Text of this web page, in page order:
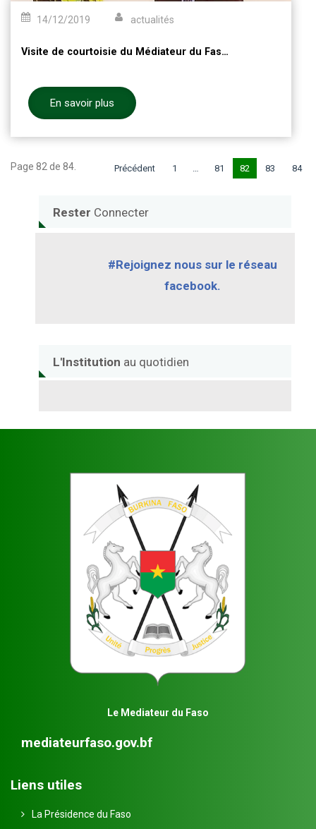
14/12/2019 actualités
Visite de courtoisie du Médiateur du Faso à SEM l'Ambassadeur du Royaume d'Arabie Saoudite
En savoir plus
Page 82 de 84. Précédent 1 … 81 82 83 84
Rester Connecter
#Rejoignez nous sur le réseau
facebook.
L'Institution au quotidien
Le Mediateur du Faso
mediateurfaso.gov.bf
Liens utiles
La Présidence du Faso